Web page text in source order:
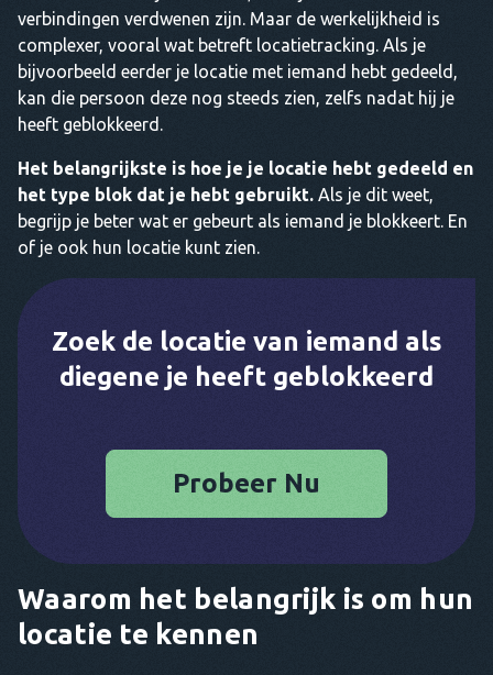
verbindingen verdwenen zijn. Maar de werkelijkheid is
complexer, vooral wat betreft locatietracking. Als je
bijvoorbeeld eerder je locatie met iemand hebt gedeeld,
kan die persoon deze nog steeds zien, zelfs nadat hij je
heeft geblokkeerd.
Het belangrijkste is hoe je je locatie hebt gedeeld en
het type blok dat je hebt gebruikt. Als je dit weet,
begrijp je beter wat er gebeurt als iemand je blokkeert. En
of je ook hun locatie kunt zien.
Zoek de locatie van iemand als
diegene je heeft geblokkeerd
Probeer Nu
Waarom het belangrijk is om hun
locatie te kennen